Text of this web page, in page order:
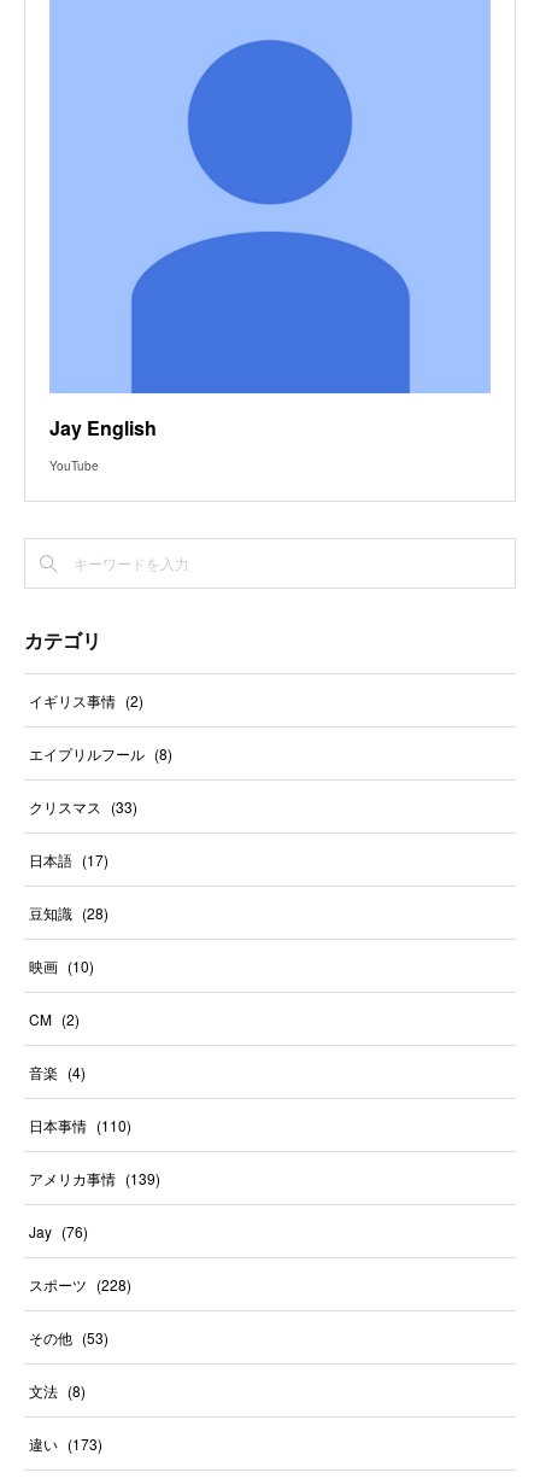
Jay English
YouTube
カテゴリ
イギリス事情 (2)
エイプリルフール (8)
クリスマス (33)
日本語 (17)
豆知識 (28)
映画 (10)
CM (2)
音楽 (4)
日本事情 (110)
アメリカ事情 (139)
Jay (76)
スポーツ (228)
その他 (53)
文法 (8)
違い (173)